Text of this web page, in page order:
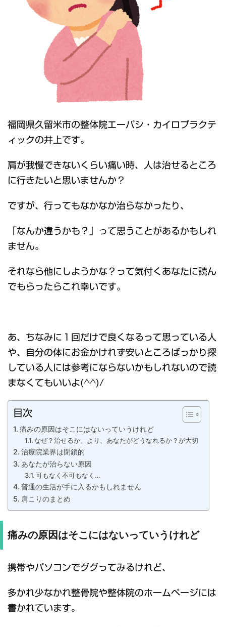
福岡県久留米市の整体院エーパシ・カイロプラクテ
ィックの井上です。
肩が我慢できないくらい痛い時、人は治せるところ
に行きたいと思いませんか？
ですが、行ってもなかなか治らなかったり、
「なんか違うかも？」って思うことがあるかもしれ
ません。
それなら他にしようかな？って気付くあなたに読ん
でもらったらこれ幸いです。
あ、ちなみに１回だけで良くなるって思っている人
や、自分の体にお金かけれず安いところばっかり探
している人には参考にならないかもしれないので読
まなくてもいいよ(^^)/
目次
痛みの原因はそこにはないっていうけれど
なぜ？治せるか、より、あなたがどうなれるか？が大切
治療院業界は閉鎖的
あなたが治らない原因
可もなく不可もなく…
普通の生活が手に入るかもしれません
肩こりのまとめ
痛みの原因はそこにはないっていうけれど
携帯やパソコンでググってみるけれど、
多かれ少なかれ整骨院や整体院のホームページには
書かれています。